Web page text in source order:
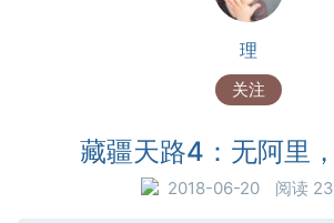
理
关注
藏疆天路4：无阿里
2018-06-20 阅读